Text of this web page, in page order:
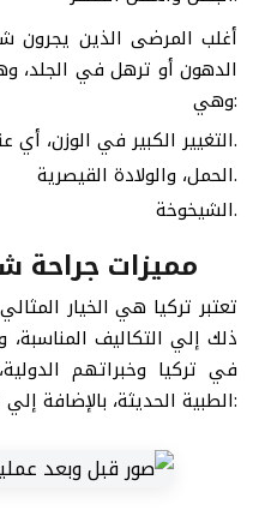
أغلب المرضى الذين يجرون
الدهون أو ترهل في الجلد،
وهي:
التغيير الكبير في الوزن، أي عند فقدان الوزن بسرعة.
الحمل، والولادة القيصرية.
الشيخوخة.
مميزات جراحة
تعتبر تركيا هي الخيار
ذلك إلي التكاليف
في تركيا وخبراتهم
الطبية الحديثة، بالإضافة إلي الأسباب التالية: